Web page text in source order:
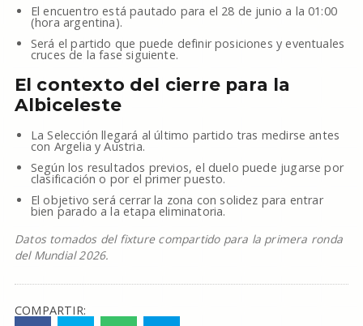
El encuentro está pautado para el 28 de junio a la 01:00
(hora argentina).
Será el partido que puede definir posiciones y eventuales
cruces de la fase siguiente.
El contexto del cierre para la
Albiceleste
La Selección llegará al último partido tras medirse antes
con Argelia y Austria.
Según los resultados previos, el duelo puede jugarse por
clasificación o por el primer puesto.
El objetivo será cerrar la zona con solidez para entrar
bien parado a la etapa eliminatoria.
Datos tomados del fixture compartido para la primera ronda
del Mundial 2026.
COMPARTIR: